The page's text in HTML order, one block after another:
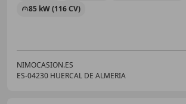
85 kW (116 CV)
NIMOCASION.ES
ES-04230 HUERCAL DE ALMERIA